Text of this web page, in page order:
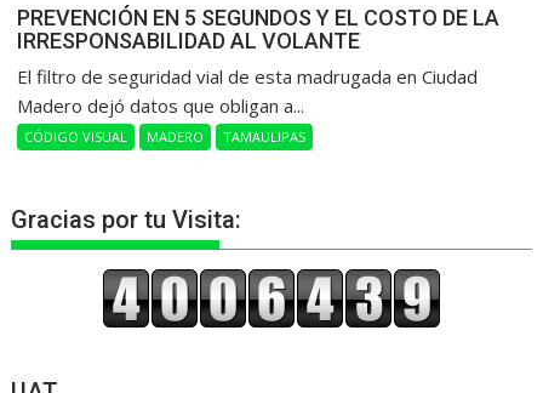
PREVENCIÓN EN 5 SEGUNDOS Y EL COSTO DE LA
IRRESPONSABILIDAD AL VOLANTE
​El filtro de seguridad vial de esta madrugada en Ciudad
Madero dejó datos que obligan a...
CÓDIGO VISUAL MADERO TAMAULIPAS
Gracias por tu Visita: